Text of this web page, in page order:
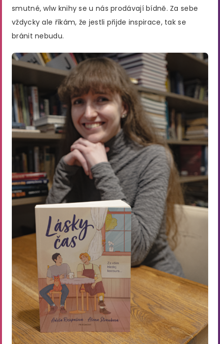
smutné, wlw knihy se u nás prodávají bídně. Za sebe
vždycky ale říkám, že jestli přijde inspirace, tak se
bránit nebudu.